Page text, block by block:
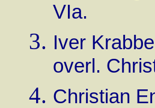
VIa.
Iver
overl.
Christian